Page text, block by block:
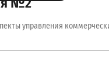
управления